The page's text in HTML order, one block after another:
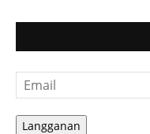
Email
Langganan